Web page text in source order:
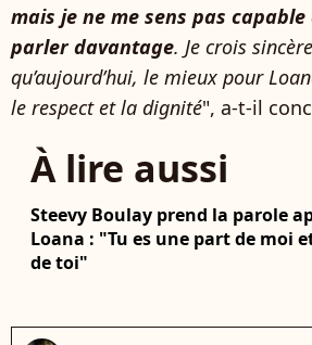
mais je ne me sens pas
parler davantage. Je crois
qu’aujourd’hui, le mieux pour
le respect et la dignité", a-t-il
À lire aussi
Steevy Boulay prend la parole
Loana : "Tu es une part de moi
de toi"